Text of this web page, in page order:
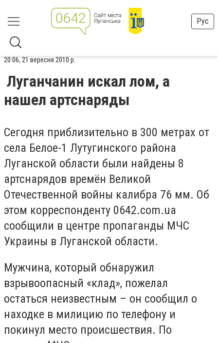
Рус
20:06, 21 вересня 2010 р.
Луганчанин искал лом, а
нашел артснаряды
Сегодня приблизительно в 300 метрах от
села Белое-1 Лутугинского района
Луганской области были найдены 8
артснарядов времён Великой
Отечественной войны калибра 76 мм. Об
этом корреспонденту 0642.com.ua
сообщили в центре пропаганды МЧС
Украины в Луганской области.
Мужчина, который обнаружил
взрывоопасный «клад», пожелал
остаться неизвестным – он сообщил о
находке в милицию по телефону и
покинул место происшествия. По